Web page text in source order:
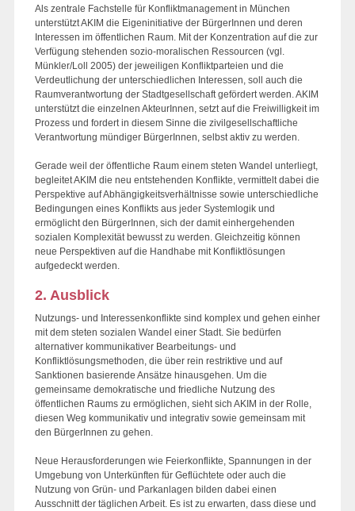
Als zentrale Fachstelle für Konfliktmanagement in München
unterstützt AKIM die Eigeninitiative der BürgerInnen und deren
Interessen im öffentlichen Raum. Mit der Konzentration auf die zur
Verfügung stehenden sozio-moralischen Ressourcen (vgl.
Münkler/Loll 2005) der jeweiligen Konfliktparteien und die
Verdeutlichung der unterschiedlichen Interessen, soll auch die
Raumverantwortung der Stadtgesellschaft gefördert werden. AKIM
unterstützt die einzelnen AkteurInnen, setzt auf die Freiwilligkeit im
Prozess und fordert in diesem Sinne die zivilgesellschaftliche
Verantwortung mündiger BürgerInnen, selbst aktiv zu werden.
Gerade weil der öffentliche Raum einem steten Wandel unterliegt,
begleitet AKIM die neu entstehenden Konflikte, vermittelt dabei die
Perspektive auf Abhängigkeitsverhältnisse sowie unterschiedliche
Bedingungen eines Konflikts aus jeder Systemlogik und
ermöglicht den BürgerInnen, sich der damit einhergehenden
sozialen Komplexität bewusst zu werden. Gleichzeitig können
neue Perspektiven auf die Handhabe mit Konfliktlösungen
aufgedeckt werden.
2. Ausblick
Nutzungs- und Interessenkonflikte sind komplex und gehen einher
mit dem steten sozialen Wandel einer Stadt. Sie bedürfen
alternativer kommunikativer Bearbeitungs- und
Konfliktlösungsmethoden, die über rein restriktive und auf
Sanktionen basierende Ansätze hinausgehen. Um die
gemeinsame demokratische und friedliche Nutzung des
öffentlichen Raums zu ermöglichen, sieht sich AKIM in der Rolle,
diesen Weg kommunikativ und integrativ sowie gemeinsam mit
den BürgerInnen zu gehen.
Neue Herausforderungen wie Feierkonflikte, Spannungen in der
Umgebung von Unterkünften für Geflüchtete oder auch die
Nutzung von Grün- und Parkanlagen bilden dabei einen
Ausschnitt der täglichen Arbeit. Es ist zu erwarten, dass diese und